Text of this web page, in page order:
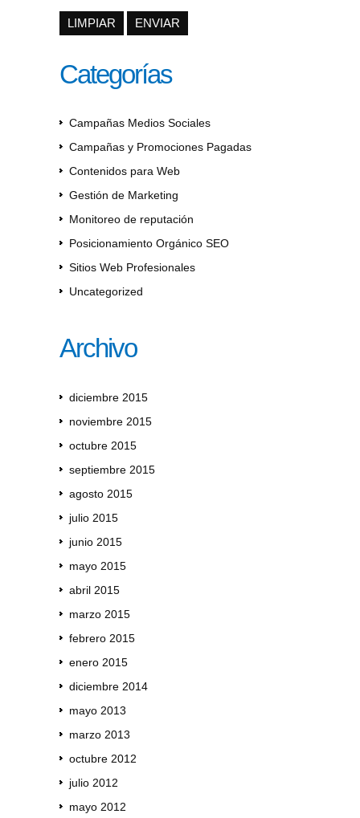
Categorías
Campañas Medios Sociales
Campañas y Promociones Pagadas
Contenidos para Web
Gestión de Marketing
Monitoreo de reputación
Posicionamiento Orgánico SEO
Sitios Web Profesionales
Uncategorized
Archivo
diciembre 2015
noviembre 2015
octubre 2015
septiembre 2015
agosto 2015
julio 2015
junio 2015
mayo 2015
abril 2015
marzo 2015
febrero 2015
enero 2015
diciembre 2014
mayo 2013
marzo 2013
octubre 2012
julio 2012
mayo 2012